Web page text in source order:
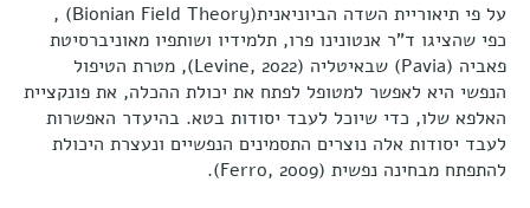
על פי תיאוריית השדה הביוניאנית(Bionian Field Theory) ,
כפי שהציגו ד"ר אנטונינו פרו, תלמידיו ושותפיו מאוניברסיטת
פאביה (Pavia) שבאיטליה (Levine, 2022), מטרת הטיפול
הנפשי היא לאפשר למטופל לפתח את יכולת ההכלה, את פונקציית
האלפא שלו, כדי שיוכל לעבד יסודות בטא. בהיעדר האפשרות
לעבד יסודות אלה נוצרים התסמינים הנפשיים ונעצרת היכולת
להתפתח מבחינה נפשית (Ferro, 2009).